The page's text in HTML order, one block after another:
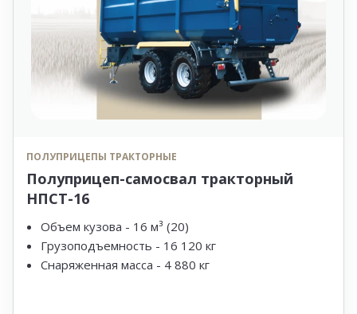
ПОЛУПРИЦЕПЫ ТРАКТОРНЫЕ
Полуприцеп-самосвал тракторный
НПСТ-16
Объем кузова - 16 м³ (20)
Грузоподъемность - 16 120 кг
Снаряженная масса - 4 880 кг